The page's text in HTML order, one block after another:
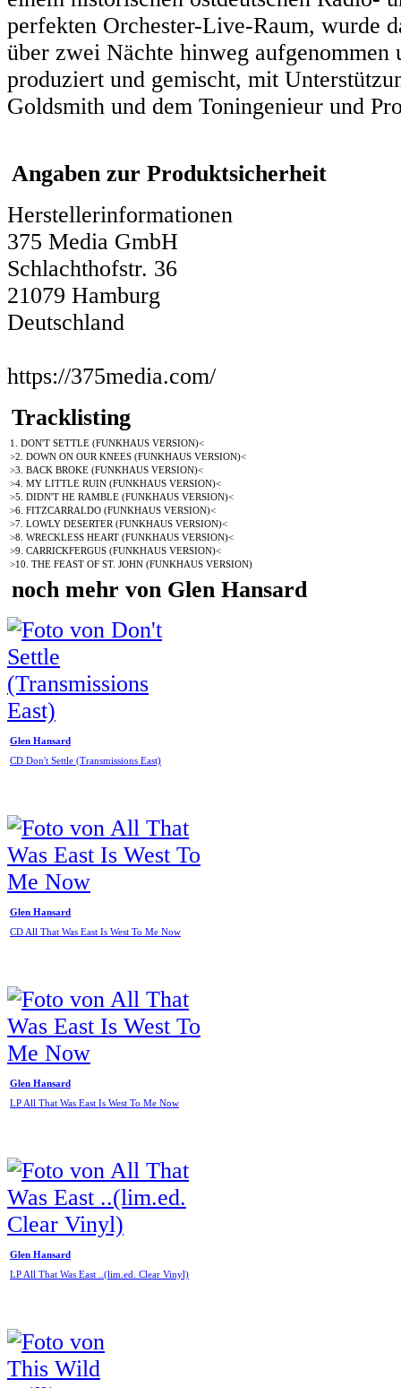
perfekten Orchester-Live-Raum, wurde
über zwei Nächte hinweg
produziert und gemischt, mit
Goldsmith und dem Toningenieur und
Angaben zur Produktsicherheit
Herstellerinformationen
375 Media GmbH
Schlachthofstr. 36
21079 Hamburg
Deutschland
https://375media.com/
Tracklisting
1. DON'T SETTLE (FUNKHAUS VERSION)<
>2. DOWN ON OUR KNEES (FUNKHAUS VERSION)<
>3. BACK BROKE (FUNKHAUS VERSION)<
>4. MY LITTLE RUIN (FUNKHAUS VERSION)<
>5. DIDN'T HE RAMBLE (FUNKHAUS VERSION)<
>6. FITZCARRALDO (FUNKHAUS VERSION)<
>7. LOWLY DESERTER (FUNKHAUS VERSION)<
>8. WRECKLESS HEART (FUNKHAUS VERSION)<
>9. CARRICKFERGUS (FUNKHAUS VERSION)<
>10. THE FEAST OF ST. JOHN (FUNKHAUS VERSION)
noch mehr von Glen Hansard
Glen Hansard
CD Don't Settle (Transmissions East)
Glen Hansard
CD All That Was East Is West To Me Now
Glen Hansard
LP All That Was East Is West To Me Now
Glen Hansard
LP All That Was East ..(lim.ed. Clear Vinyl)